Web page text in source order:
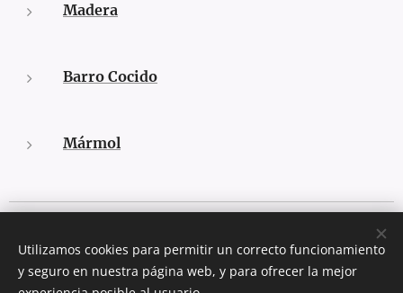
Madera
Barro Cocido
Mármol
Eliche Arte y Antigüedades
Calle Mira el Río Baja 5 Bis, Madrid, 28005
Utilizamos cookies para permitir un correcto funcionamiento
y seguro en nuestra página web, y para ofrecer la mejor